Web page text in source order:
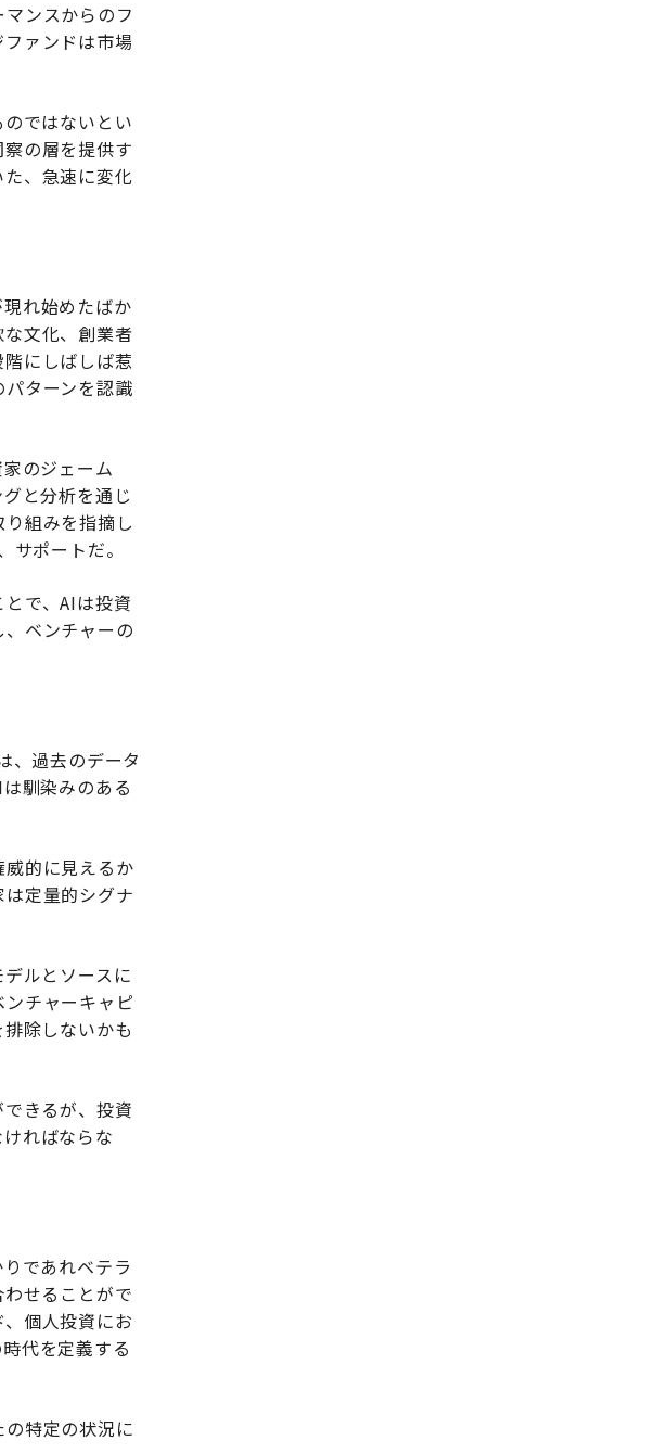
ンスからのフ
ァンドは市場
ではないとい
の層を提供す
、急速に変化
れ始めたばか
文化、創業者
にしばしば惹
ターンを認識
のジェーム
と分析を通じ
組みを指摘し
ポートだ。
で、AIは投資
ベンチャーの
、過去のデータ
馴染みのある
的に見えるか
定量的シグナ
ルとソースに
チャーキャピ
除しないかも
きるが、投資
ればならな
であれベテラ
せることがで
個人投資にお
代を定義する
特定の状況に